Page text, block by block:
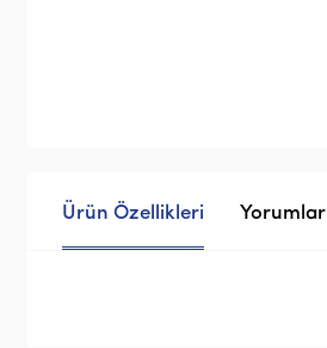
Ürün Özellikleri Yorumlar